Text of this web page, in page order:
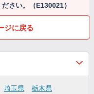
さい。（E130021）
ジに戻る
埼玉県
栃木県